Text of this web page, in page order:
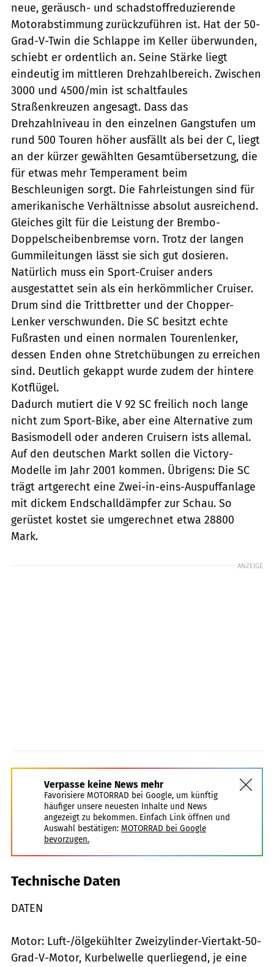
neue, geräusch- und schadstoffreduzierende
Motorabstimmung zurückzuführen ist. Hat der 50-
Grad-V-Twin die Schlappe im Keller überwunden,
schiebt er ordentlich an. Seine Stärke liegt
eindeutig im mittleren Drehzahlbereich. Zwischen
3000 und 4500/min ist schaltfaules
Straßenkreuzen angesagt. Dass das
Drehzahlniveau in den einzelnen Gangstufen um
rund 500 Touren höher ausfällt als bei der C, liegt
an der kürzer gewählten Gesamtübersetzung, die
für etwas mehr Temperament beim
Beschleunigen sorgt. Die Fahrleistungen sind für
amerikanische Verhältnisse absolut ausreichend.
Gleiches gilt für die Leistung der Brembo-
Doppelscheibenbremse vorn. Trotz der langen
Gummileitungen lässt sie sich gut dosieren.
Natürlich muss ein Sport-Cruiser anders
ausgestattet sein als ein herkömmlicher Cruiser.
Drum sind die Trittbretter und der Chopper-
Lenker verschwunden. Die SC besitzt echte
Fußrasten und einen normalen Tourenlenker,
dessen Enden ohne Stretchübungen zu erreichen
sind. Deutlich gekappt wurde zudem der hintere
Kotflügel.
Dadurch mutiert die V 92 SC freilich noch lange
nicht zum Sport-Bike, aber eine Alternative zum
Basismodell oder anderen Cruisern ists allemal.
Auf den deutschen Markt sollen die Victory-
Modelle im Jahr 2001 kommen. Übrigens: Die SC
trägt artgerecht eine Zwei-in-eins-Auspuffanlage
mit dickem Endschalldämpfer zur Schau. So
gerüstet kostet sie umgerechnet etwa 28800
Mark.
ANZEIGE
Verpasse keine News mehr
Favorisiere MOTORRAD bei Google, um künftig
häufiger unsere neuesten Inhalte und News
angezeigt zu bekommen. Einfach Link öffnen und
Auswahl bestätigen: MOTORRAD bei Google
bevorzugen.
Technische Daten
DATEN
Motor: Luft-/ölgekühlter Zweizylinder-Viertakt-50-
Grad-V-Motor, Kurbelwelle querliegend, je eine